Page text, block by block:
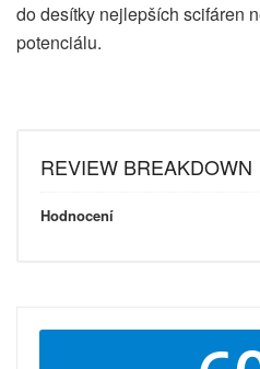
do desítky nejlepších scifáren
potenciálu.
REVIEW BREAKDOWN
Hodnocení